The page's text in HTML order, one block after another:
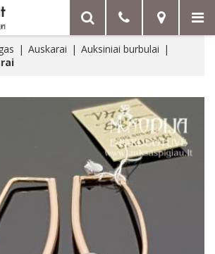
Auskarai
Auksiniai burbulai